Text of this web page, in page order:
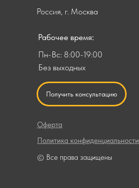
Политика конфиденциальности
Оферта
Рабочее время:
Пн-Вс: 8:00-19:00
Без выходных
Получить консультацию
© Все права защищены
Россия, г. Москва